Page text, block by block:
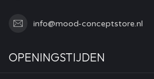
info@mood-conceptstore.nl
OPENINGSTIJDEN